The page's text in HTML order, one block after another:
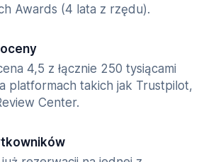
Awards (4 lata z rzędu).
4,5 z łącznie 250 tysiącami
platformach takich jak Trustpilot,
Center.